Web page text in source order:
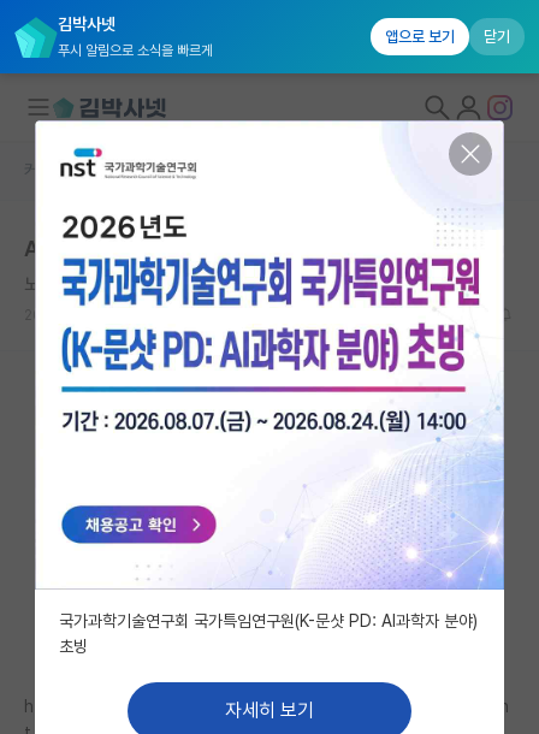
김박사넷
푸시 알림으로 소식을 빠르게
앱으로 보기 닫기
연구실&오픈랩
커뮤니티
커뮤니티 홈
IF 명예의전당
자유 게시판(아무개랩)
미국 유학 게시판
미국 대학원 합격 후기 게시판
커뮤니티 홈 자유 게시판(아무개랩)
AI 탑컨퍼 순위에 대해..
노래하는 에르빈 슈뢰딩거
https://phdkim.net/board/free/80168?from=list_mostcommen
국가과학기술연구회 국가특임연구원(K-문샷 PD: AI과학자 분야)
초빙
자세히 보기